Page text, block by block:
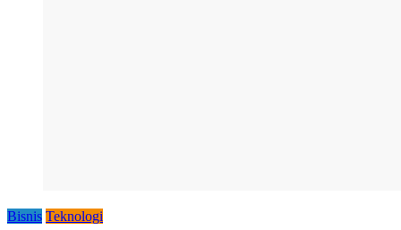
Bisnis Teknologi